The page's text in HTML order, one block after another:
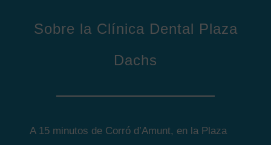
Sobre la Clínica Dental Plaza
Dachs
A 15 minutos de Corró d’Amunt, en la Plaza